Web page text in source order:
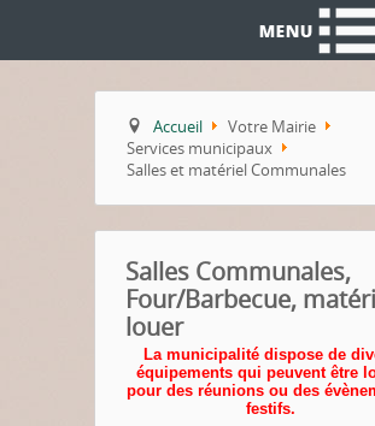
Accueil
Votre Mairie
Services municipaux
Salles et matériel Communales
Salles Communales,
Four/Barbecue,
louer
La municipalité dispose de
équipements qui peuvent être
pour des réunions ou des
festifs.